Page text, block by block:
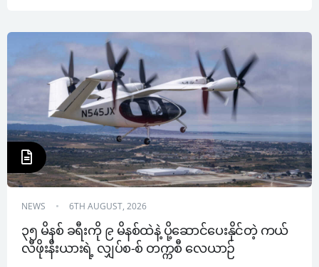
NEWS 6TH AUGUST, 2026
၃၅ မိနစ် ခရီးကို ၉ မိနစ်ထဲနဲ့ ပို့ဆောင်ပေးနိုင်တဲ့ ကယ်
လီဖိုးနီးယားရဲ့ လျှပ်စ-စ် တက္ကစီ လေယာဉ်